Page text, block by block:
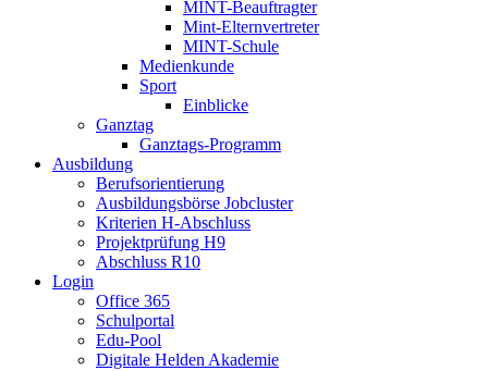
MINT-Beauftragter
Mint-Elternvertreter
MINT-Schule
Medienkunde
Sport
Einblicke
Ganztag
Ganztags-Programm
Ausbildung
Berufsorientierung
Ausbildungsbörse Jobcluster
Kriterien H-Abschluss
Projektprüfung H9
Abschluss R10
Login
Office 365
Schulportal
Edu-Pool
Digitale Helden Akademie